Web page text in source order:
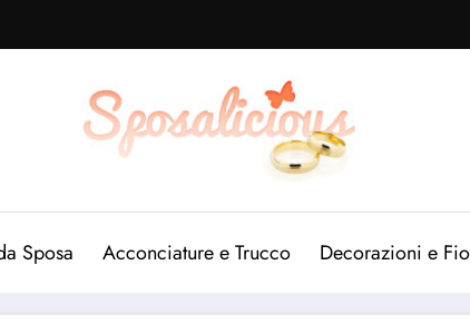
Sposa Acconciature e Trucco Decorazioni e